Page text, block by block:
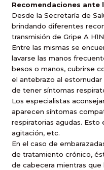
Recomendaciones ante
Desde la Secretaría de
brindando diferentes
transmisión de Gripe A
Entre las mismas se
lavarse las manos
besos o manos, cubrirse
el antebrazo al
de tener síntomas
Los especialistas
aparecen síntomas
respiratorias agudas. Esto
agitación, etc.
En el caso de
de tratamiento crónico,
de cabecera mientras que